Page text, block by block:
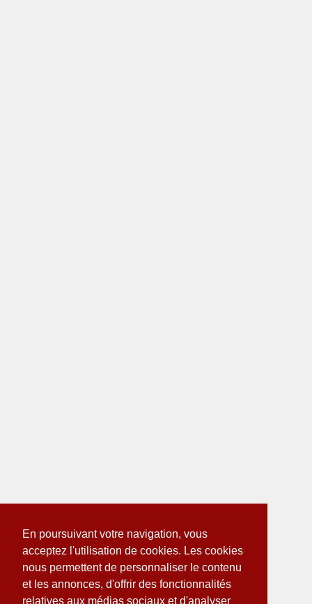
En poursuivant votre navigation, vous
acceptez l'utilisation de cookies. Les cookies
nous permettent de personnaliser le contenu
et les annonces, d'offrir des fonctionnalités
relatives aux médias sociaux et d'analyser